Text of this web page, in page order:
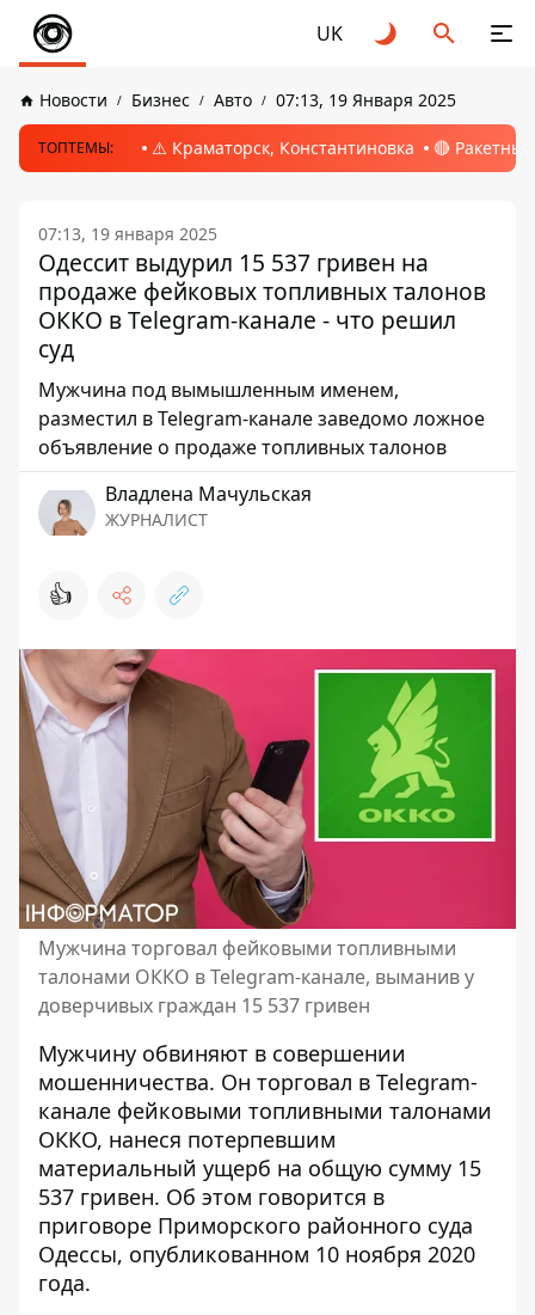
UK
Новости Бизнес Авто 07:13, 19 Января 2025
ТОПТЕМЫ: ⚠️ Краматорск, Константиновка 🔴
07:13, 19 января 2025
Одессит выдурил 15 537 гривен на
продаже фейковых топливных талонов
ОККО в Telegram-канале - что решил
суд
Мужчина под вымышленным именем,
разместил в Telegram-канале заведомо ложное
объявление о продаже топливных талонов
Владлена Мачульская
ЖУРНАЛИСТ
👍
Мужчина торговал фейковыми топливными
талонами ОККО в Telegram-канале, выманив у
доверчивых граждан 15 537 гривен
Мужчину обвиняют в совершении
мошенничества. Он торговал в Telegram-
канале фейковыми топливными талонами
ОККО, нанеся потерпевшим
материальный ущерб на общую сумму 15
537 гривен. Об этом говорится в
приговоре Приморского районного суда
Одессы, опубликованном 10 ноября 2020
года.